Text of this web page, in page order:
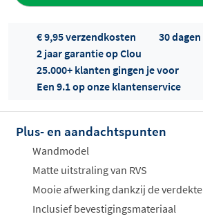
Offertes
ophalen...
€ 9,95 verzendkosten
30
2 jaar garantie op Clou
25.000+ klanten gingen je voor
Een 9.1 op onze klantenservice
Plus- en aandachtspunten
Wandmodel
Matte uitstraling van RVS
Mooie afwerking dankzij de
Inclusief bevestigingsmateriaal